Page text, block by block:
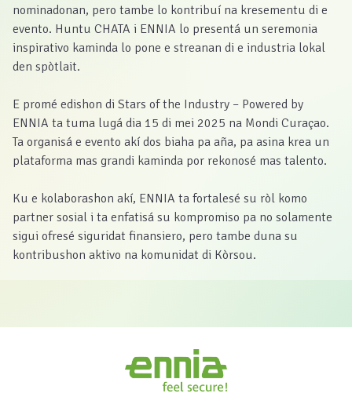
nominadonan, pero tambe lo kontribuí na kresementu di e
evento. Huntu CHATA i ENNIA lo presentá ​​un seremonia
inspirativo kaminda lo pone e streanan di e industria lokal
den spòtlait.
E promé edishon di Stars of the Industry – Powered by
ENNIA ta tuma lugá dia 15 di mei 2025 na Mondi Curaçao.
Ta organisá e evento akí dos biaha pa aña, pa asina krea un
plataforma mas grandi kaminda por rekonosé mas talento.
Ku e kolaborashon akí, ENNIA ta fortalesé su ròl komo
partner sosial i ta enfatisá su kompromiso pa no solamente
sigui ofresé siguridat finansiero, pero tambe duna su
kontribushon aktivo na komunidat di Kòrsou.